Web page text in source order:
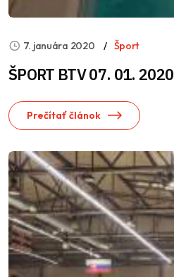
7. januára 2020 Šport
ŠPORT BTV 07. 01. 2020
Prečítať článok